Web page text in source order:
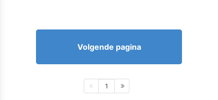
Volgende pagina
1